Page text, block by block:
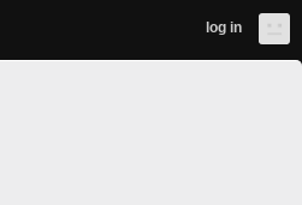
log in